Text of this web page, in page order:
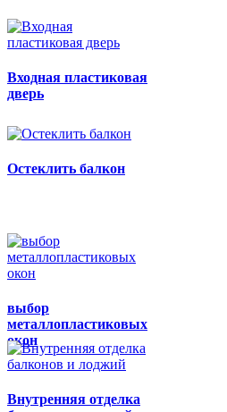
Входная пластиковая
дверь
Остеклить балкон
выбор
металлопластиковых
окон
Внутренняя отделка